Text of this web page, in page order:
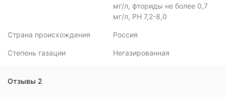
мг/л, фториды не более 0,7
мг/л, PH 7,2-8,0
Страна происхождения Россия
Степень газации Негазированная
Отзывы 2